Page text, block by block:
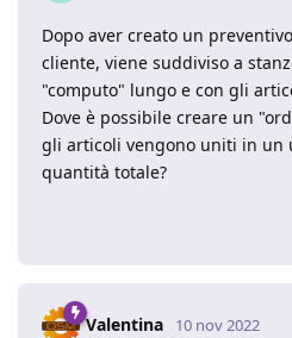
Dopo aver creato un
cliente, viene suddiviso a
"computo" lungo e con gli
Dove è possibile creare un
gli articoli vengono uniti in un
quantità totale?
Valentina 10 nov 2022